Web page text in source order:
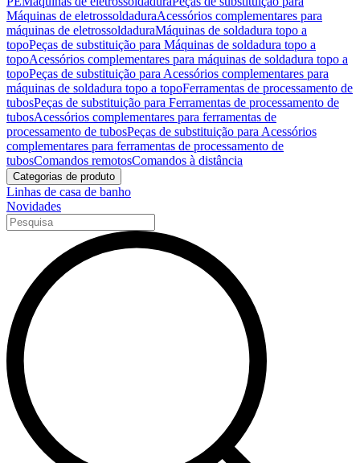
Máquinas de eletrossoldaduraAcessórios complementares para
máquinas de eletrossoldaduraMáquinas de soldadura topo a
topoPeças de substituição para Máquinas de soldadura topo a
topoAcessórios complementares para máquinas de soldadura topo a
topoPeças de substituição para Acessórios complementares para
máquinas de soldadura topo a topoFerramentas de processamento de
tubosPeças de substituição para Ferramentas de processamento de
tubosAcessórios complementares para ferramentas de
processamento de tubosPeças de substituição para Acessórios
complementares para ferramentas de processamento de
tubosComandos remotosComandos à distância
Categorias de produto
Linhas de casa de banho
Novidades